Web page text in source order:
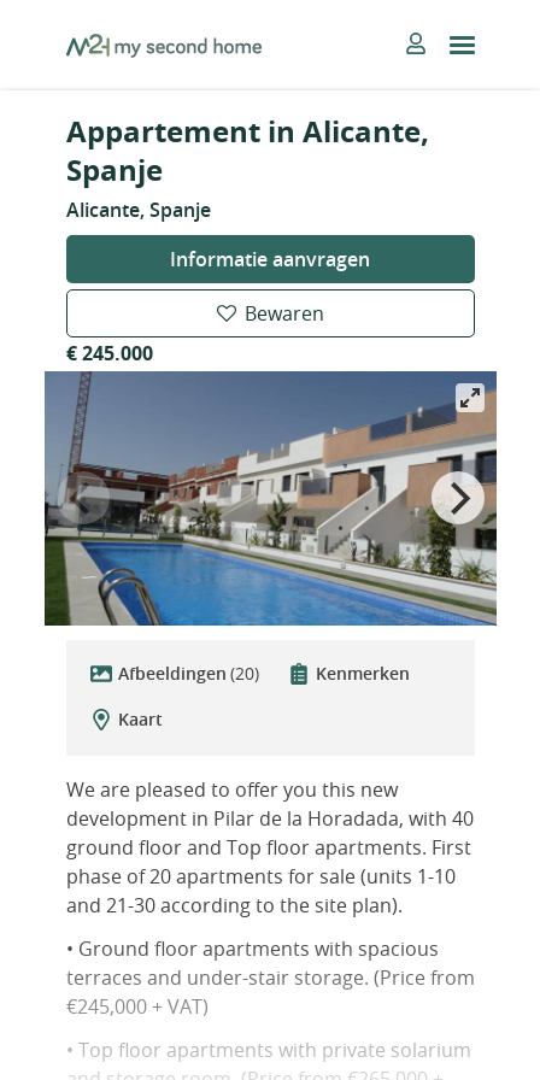
MySecondHome
Appartement in Alicante,
Spanje
Alicante, Spanje
Informatie aanvragen
Bewaren
€ 245.000
Afbeeldingen (20)
Kenmerken
Kaart
We are pleased to offer you this new
development in Pilar de la Horadada, with 40
ground floor and Top floor apartments. First
phase of 20 apartments for sale (units 1-10
and 21-30 according to the site plan).
• Ground floor apartments with spacious
terraces and under-stair storage. (Price from
€245,000 + VAT)
• Top floor apartments with private solarium